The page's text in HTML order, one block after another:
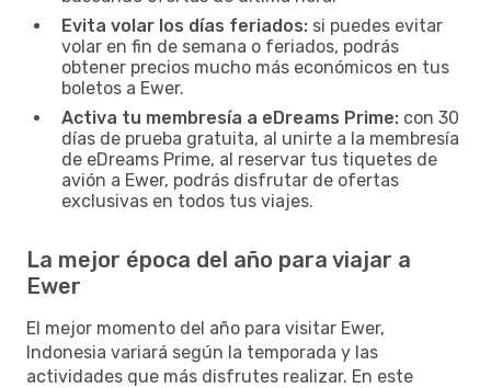
Evita volar los días feriados: si puedes evitar
volar en fin de semana o feriados, podrás
obtener precios mucho más económicos en tus
boletos a Ewer.
Activa tu membresía a eDreams Prime: con 30
días de prueba gratuita, al unirte a la membresía
de eDreams Prime, al reservar tus tiquetes de
avión a Ewer, podrás disfrutar de ofertas
exclusivas en todos tus viajes.
La mejor época del año para viajar a
Ewer
El mejor momento del año para visitar Ewer,
Indonesia variará según la temporada y las
actividades que más disfrutes realizar. En este